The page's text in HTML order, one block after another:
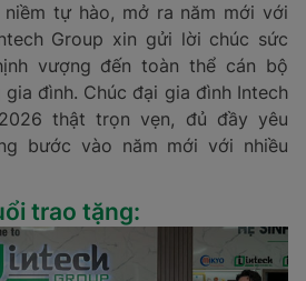
tự hào, mở ra năm mới với
Group xin gửi lời chúc sức
vượng đến toàn thể cán bộ
đình. Chúc đại gia đình Intech
thật trọn vẹn, đủ đầy yêu
bước vào năm mới với nhiều
trao tặng: